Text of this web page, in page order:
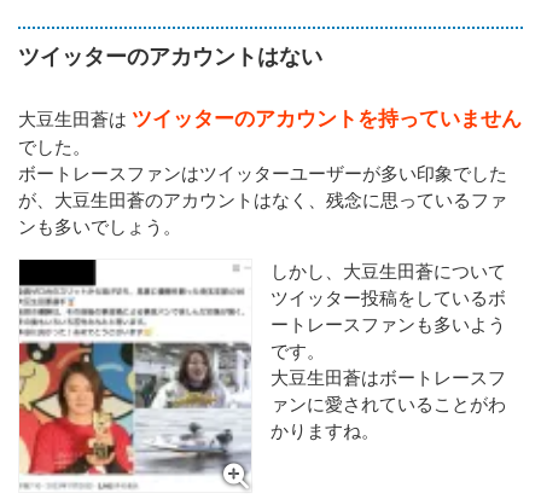
ツイッターのアカウントはない
大豆生田蒼は ツイッターのアカウントを持っていません
でした。
ボートレースファンはツイッターユーザーが多い印象でした
が、大豆生田蒼のアカウントはなく、残念に思っているファ
ンも多いでしょう。
しかし、大豆生田蒼について
ツイッター投稿をしているボ
ートレースファンも多いよう
です。
大豆生田蒼はボートレースフ
ァンに愛されていることがわ
かりますね。